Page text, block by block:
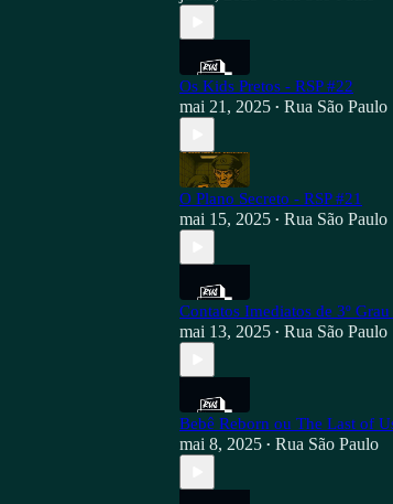
Os Kids Pretos - RSP #22
mai 21, 2025 • Rua São Paulo
O Plano Secreto - RSP #21
mai 15, 2025 • Rua São Paulo
Contatos Imediatos de 3º Grau
mai 13, 2025 • Rua São Paulo
Bebê Reborn ou The Last of
mai 8, 2025 • Rua São Paulo